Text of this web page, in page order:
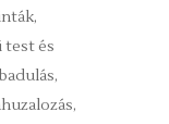
,
test és
,
,